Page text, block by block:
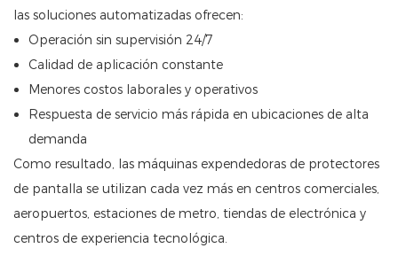
las soluciones automatizadas ofrecen:
Operación sin supervisión 24/7
Calidad de aplicación constante
Menores costos laborales y operativos
Respuesta de servicio más rápida en ubicaciones de alta
demanda
Como resultado, las máquinas expendedoras de protectores
de pantalla se utilizan cada vez más en centros comerciales,
aeropuertos, estaciones de metro, tiendas de electrónica y
centros de experiencia tecnológica.